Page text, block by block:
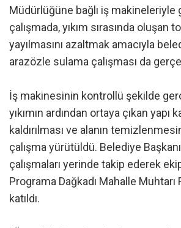
Müdürlüğüne bağlı iş
çalışmada, yıkım sırasında oluşan
yayılmasını azaltmak amacıyla
arazözle sulama çalışması da
İş makinesinin kontrollü şekilde
yıkımın ardından ortaya çıkan yapı
kaldırılması ve alanın
çalışma yürütüldü. Belediye
çalışmaları yerinde takip ederek
Programa Dağkadı Mahalle Muhtarı
katıldı.